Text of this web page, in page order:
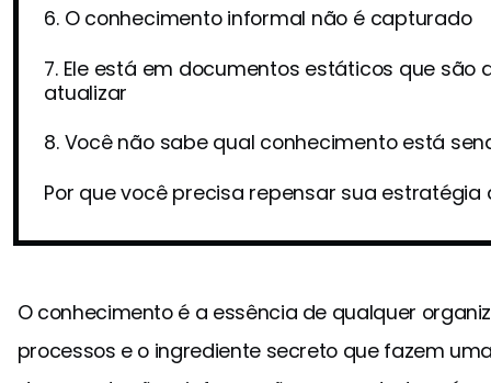
6. O conhecimento informal não é capturado
7. Ele está em documentos estáticos que
atualizar
8. Você não sabe qual conhecimento está
Por que você precisa repensar sua
O conhecimento é a essência de qualquer
processos e o ingrediente secreto que fazem